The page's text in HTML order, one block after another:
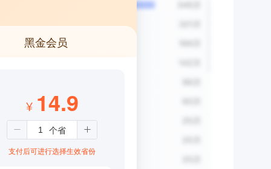
黑金会员
¥ 14.9
支付后可进行选择生效省份